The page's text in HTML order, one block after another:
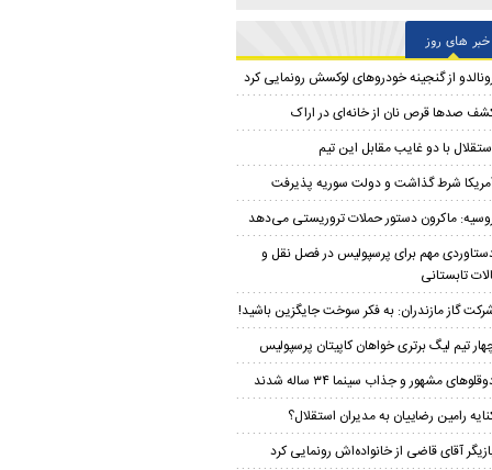
خبر های روز
از گنجینه خودروهای لوکسش رونمایی کرد
صدها قرص نان از خانه‌ای در اراک
با دو غایب مقابل این تیم
شرط گذاشت و دولت سوریه پذیرفت
ماکرون دستور حملات تروریستی می‌دهد
مهم برای پرسپولیس در فصل نقل و
تابستانی
گاز مازندران: به فکر سوخت جایگزین باشید!
تیم لیگ برتری خواهان کاپیتان پرسپولیس
مشهور و جذاب سینما ۳۴ ساله شدند
رامین رضاییان به مدیران استقلال؟
آقای قاضی از خانواده‌اش رونمایی کرد